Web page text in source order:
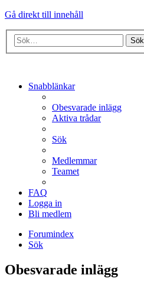
Gå direkt till innehåll
Sök
Snabblänkar
Obesvarade inlägg
Aktiva trådar
Sök
Medlemmar
Teamet
FAQ
Logga in
Bli medlem
Forumindex
Sök
Obesvarade inlägg